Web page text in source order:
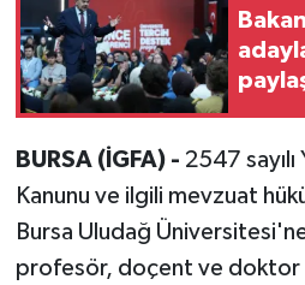
BURSA (İGFA) - 2547
Kanunu ve ilgili mevzuat
Bursa Uludağ
profesör, doçent ve doktor